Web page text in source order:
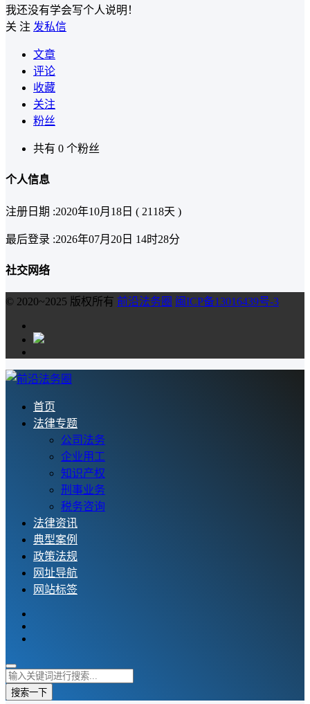
我还没有学会写个人说明！
关 注 发私信
文章
评论
收藏
关注
粉丝
共有 0 个粉丝
个人信息
注册日期 :2020年10月18日 ( 2118天 )
最后登录 :2026年07月20日 14时28分
社交网络
© 2020~2025 版权所有 前沿法务圈 闽ICP备13016439号-3
首页
法律专题
公司法务
企业用工
知识产权
刑事业务
税务咨询
法律资讯
典型案例
政策法规
网址导航
网站标签
搜索一下